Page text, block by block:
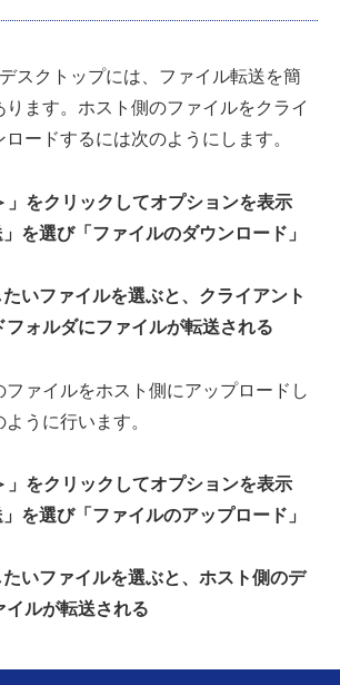
スクトップには、ファイル転送を簡
ます。ホスト側のファイルをクライ
ードするには次のようにします。
」をクリックしてオプションを表示
を選び「ファイルのダウンロード」
いファイルを選ぶと、クライアント
フォルダにファイルが転送される
ファイルをホスト側にアップロードし
うに行います。
」をクリックしてオプションを表示
を選び「ファイルのアップロード」
いファイルを選ぶと、ホスト側のデ
イルが転送される